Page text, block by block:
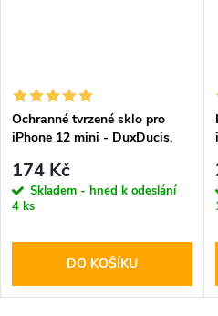
Ochranné tvrzené sklo pro
iPhone 12 mini - DuxDucis,
174 Kč
Skladem - hned k odeslání
4 ks
DO KOŠÍKU